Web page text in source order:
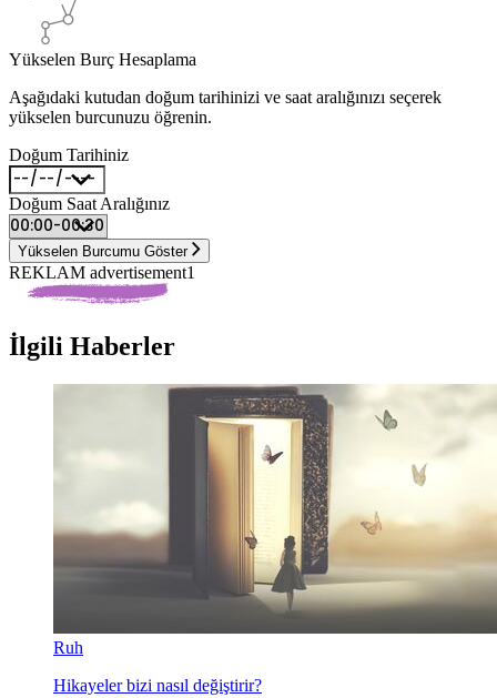
Yükselen Burç Hesaplama
Aşağıdaki kutudan doğum tarihinizi ve saat aralığınızı seçerek
yükselen burcunuzu öğrenin.
Doğum Tarihiniz
Doğum Saat Aralığınız
Yükselen Burcumu Göster
REKLAM advertisement1
İlgili Haberler
Ruh
Hikayeler bizi nasıl değiştirir?